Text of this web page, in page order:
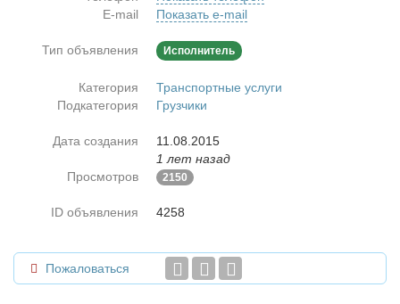
E-mail
Показать e-mail
Тип объявления Исполнитель
Категория
Транспортные услуги
Подкатегория
Грузчики
Дата создания
11.08.2015
1 лет назад
Просмотров
2150
ID объявления 4258
Пожаловаться